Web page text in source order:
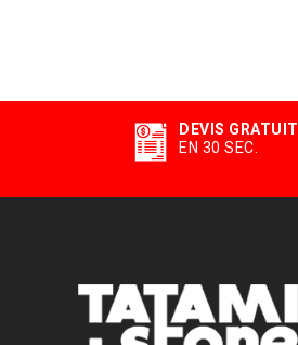
DEVIS GRATUIT
EN 30 SEC.